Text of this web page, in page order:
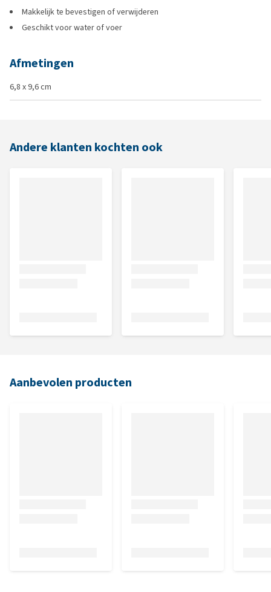
Makkelijk te bevestigen of verwijderen
Geschikt voor water of voer
Afmetingen
6,8 x 9,6 cm
Andere klanten kochten ook
Aanbevolen producten